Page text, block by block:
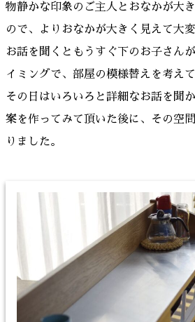
物静かな印象のご主人とおなかが大
ので、よりおなかが大きく見えて大変
お話を聞くともうすぐ下のお子さん
イミングで、部屋の模様替えを考え
その日はいろいろと詳細なお話を聞
案を作ってみて頂いた後に、その空
りました。